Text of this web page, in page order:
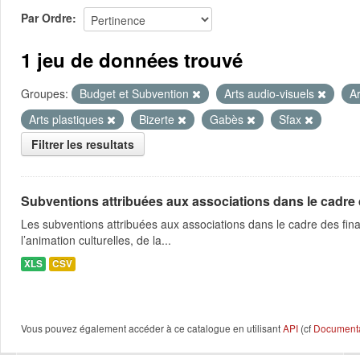
À propos
Par Ordre
1 jeu de données trouvé
Groupes: Budget et Subvention Arts audio-visuels
Arts plastiques
Bizerte Gabès
Sfax
Filtrer les resultats
Subventions attribuées aux associations dans le
Les subventions attribuées aux associations dans le cadre des
l’animation culturelles, de la...
XLS CSV
Vous pouvez également accéder à ce catalogue en utilisantAPI (cf